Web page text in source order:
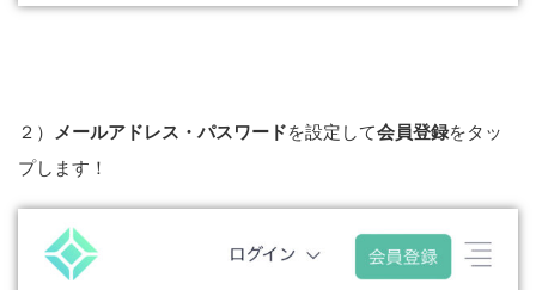
２） メールアドレス・パスワードを設定して会員登録をタッ
プします！